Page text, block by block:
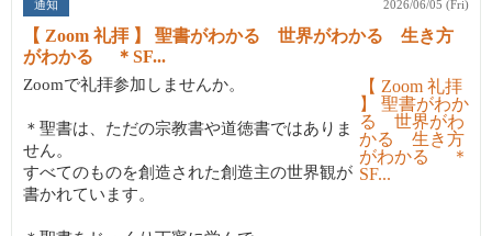
通知 2026/06/05 (Fri)
【 Zoom 礼拝 】 聖書がわかる 世界がわかる 生き方
がわかる ＊SF...
Zoomで礼拝参加しませんか。
＊聖書は、ただの宗教書や道徳書ではありま
せん。
すべてのものを創造された創造主の世界観が
書かれています。